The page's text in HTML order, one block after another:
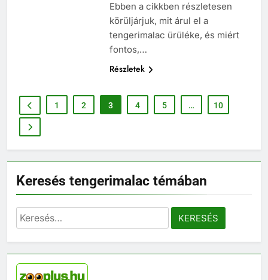
Ebben a cikkben részletesen
körüljárjuk, mit árul el a
tengerimalac ürüléke, és miért
fontos,…
Részletek
1 2 3 4 5 … 10
Keresés tengerimalac témában
Keresés:
ELHELYEZÉSÜK
6
Milyen jelekből ismerheted fel,
BLOG